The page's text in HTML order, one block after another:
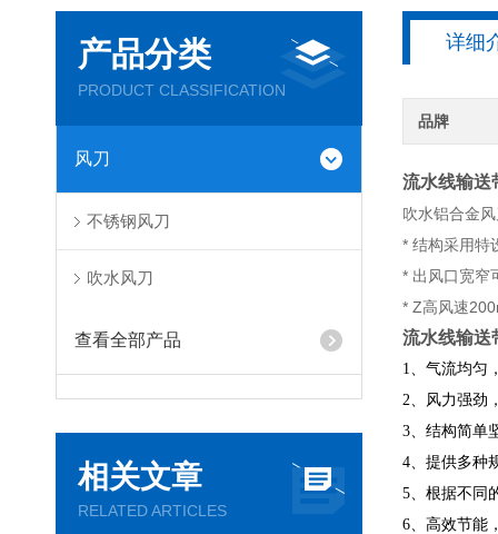
产品分类
PRODUCT CLASSIFICATION
风刀
不锈钢风刀
吹水风刀
查看全部产品
相关文章
RELATED ARTICLES
详细
品牌
流水线输送
吹水铝合金
* 结构采用特
* 出风口宽窄
* Z高风速
流水线输送
1、气流均匀
2、风力强劲
3、结构简单
4、提供多种
5、根据不同
6、高效节能